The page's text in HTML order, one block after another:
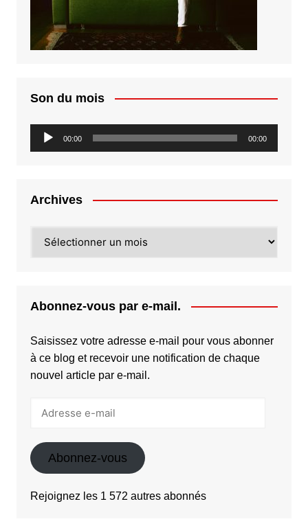
Son du mois
Lecteur
audio
00:00 00:00
Archives
Abonnez-vous par e-mail.
Saisissez votre adresse e-mail pour vous abonner
à ce blog et recevoir une notification de chaque
nouvel article par e-mail.
Abonnez-vous
Rejoignez les 1 572 autres abonnés